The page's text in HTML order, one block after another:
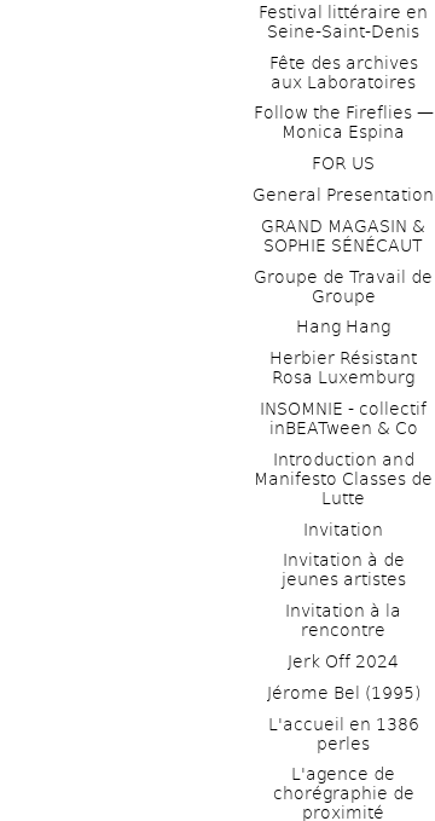
Festival littéraire en
Seine-Saint-Denis
Fête des archives
aux Laboratoires
Follow the Fireflies —
Monica Espina
FOR US
General Presentation
GRAND MAGASIN &
SOPHIE SÉNÉCAUT
Groupe de Travail de
Groupe
Hang Hang
Herbier Résistant
Rosa Luxemburg
INSOMNIE - collectif
inBEATween & Co
Introduction and
Manifesto Classes de
Lutte
Invitation
Invitation à de
jeunes artistes
Invitation à la
rencontre
Jerk Off 2024
Jérome Bel (1995)
L'accueil en 1386
perles
L'agence de
chorégraphie de
proximité